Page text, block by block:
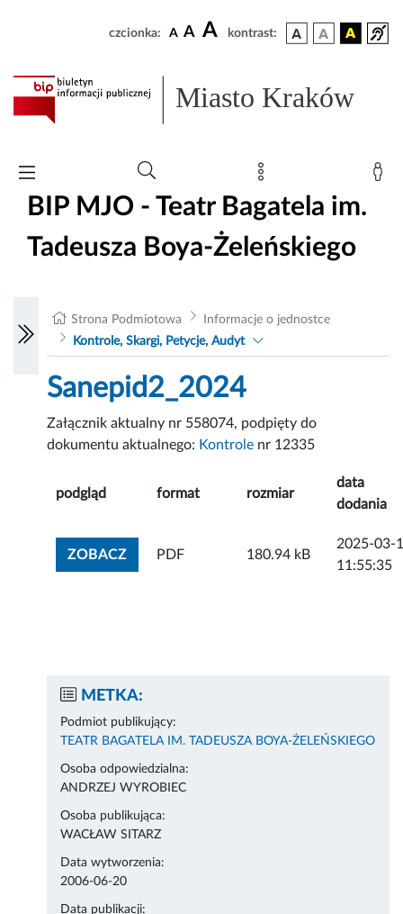
czcionka: A A A kontrast:
Miasto Kraków
BIP MJO - Teatr Bagatela im.
Tadeusza Boya-Żeleńskiego
Strona Podmiotowa
Informacje o jednostce
Kontrole, Skargi, Petycje, Audyt
Sanepid2_2024
Załącznik aktualny nr 558074, podpięty do
dokumentu aktualnego: Kontrole nr 12335
podgląd format rozmiar
data
dodania
ZOBACZZOBACZ ZAŁĄCZNIK
PDF 180.94 kB
2025-03-
11:55:35
METKA:
Podmiot publikujący:
TEATR BAGATELA IM. TADEUSZA BOYA-ŻELEŃSKIEGO
Osoba odpowiedzialna:
ANDRZEJ WYROBIEC
Osoba publikująca:
WACŁAW SITARZ
Data wytworzenia:
2006-06-20
Data publikacji: